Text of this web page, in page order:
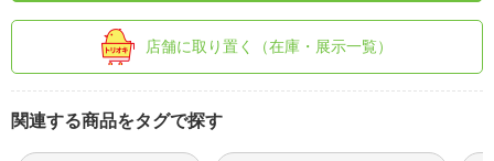
店舗に取り置く（在庫・展示一覧）
関連する商品をタグで探す